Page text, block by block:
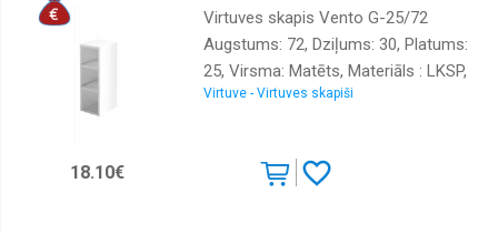
Virtuves skapis Vento G-25/72
Augstums: 72, Dziļums: 30, Platums:
25, Virsma: Matēts, Materiāls : LKSP,
Krāsa: balts
Virtuve - Virtuves skapiši
18.10€